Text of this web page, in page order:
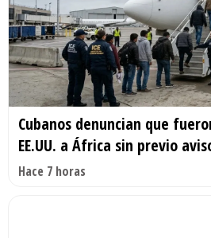
Cubanos denuncian que
EE.UU. a África sin previo
Hace 7 horas